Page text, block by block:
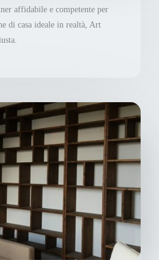
affidabile e competente per
di casa ideale in realtà, Art